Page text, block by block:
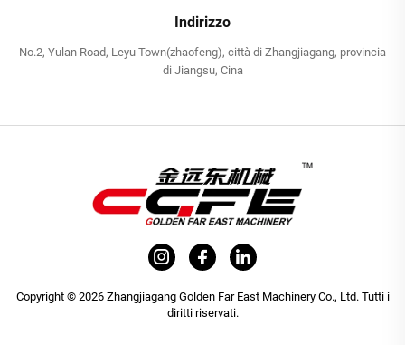
Indirizzo
No.2, Yulan Road, Leyu Town(zhaofeng), città di Zhangjiagang, provincia
di Jiangsu, Cina
Copyright © 2026 Zhangjiagang Golden Far East Machinery Co., Ltd. Tutti i
diritti riservati.